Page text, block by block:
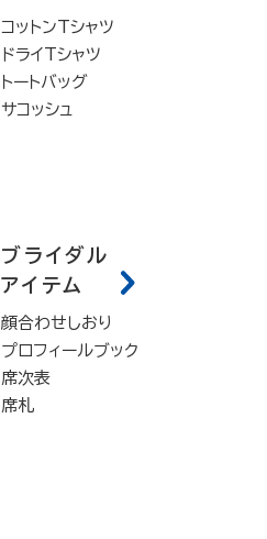
コットンTシャツ
ドライTシャツ
トートバッグ
サコッシュ
ブライダル
アイテム
顔合わせしおり
プロフィールブック
席次表
席札